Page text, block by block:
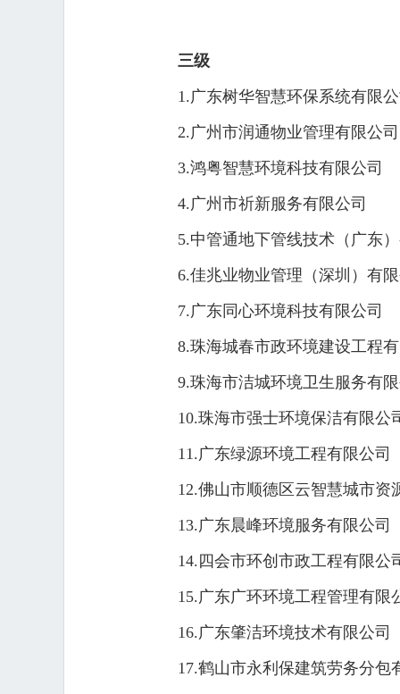
三级
1.广东树华智慧环保系统有限
2.广州市润通物业管理有限公司
3.鸿粤智慧环境科技有限公司
4.广州市祈新服务有限公司
5.中管通地下管线技术（广东
6.佳兆业物业管理（深圳）有
7.广东同心环境科技有限公司
8.珠海城春市政环境建设工程
9.珠海市洁城环境卫生服务有
10.珠海市强士环境保洁有限公
11.广东绿源环境工程有限公司
12.佛山市顺德区云智慧城市资
13.广东晨峰环境服务有限公司
14.四会市环创市政工程有限公
15.广东广环环境工程管理有限
16.广东肇洁环境技术有限公司
17.鹤山市永利保建筑劳务分包